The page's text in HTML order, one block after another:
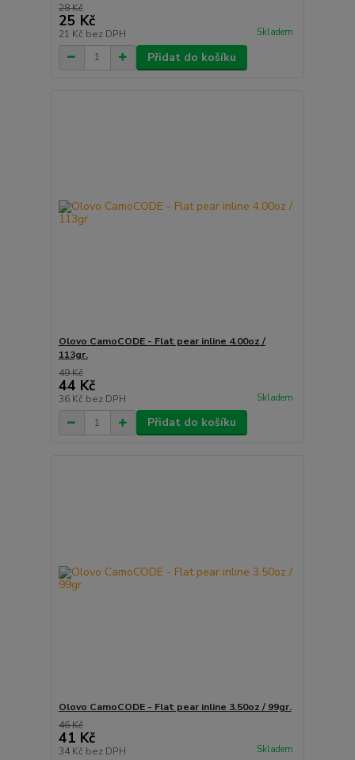
28 Kč
25 Kč
21 Kč bez DPH Skladem
Přidat do košíku
Olovo CamoCODE - Flat pear inline 4.00oz /
113gr.
49 Kč
44 Kč
36 Kč bez DPH Skladem
Přidat do košíku
Olovo CamoCODE - Flat pear inline 3.50oz / 99gr.
46 Kč
41 Kč
34 Kč bez DPH Skladem